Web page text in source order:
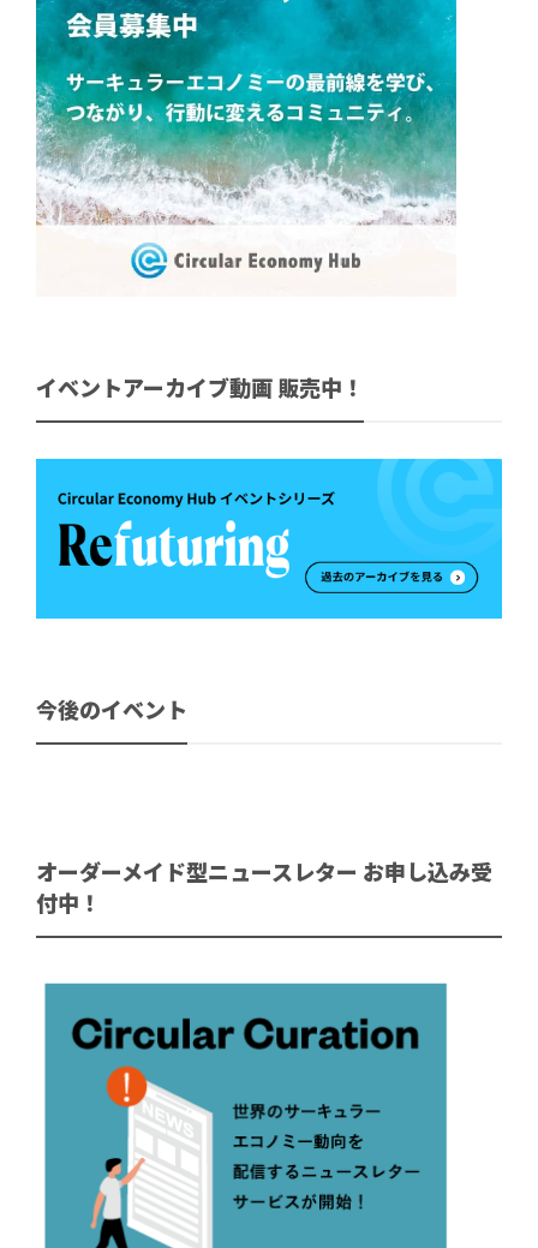
イベントアーカイブ動画 販売中！
今後のイベント
オーダーメイド型ニュースレター お申し込み受
付中！